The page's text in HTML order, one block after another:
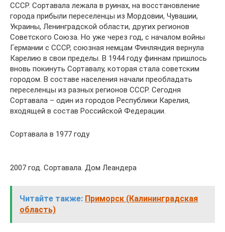
СССР. Сортавала лежала в руинах, на восстановление
города прибыли переселенцы из Мордовии, Чувашии,
Украины, Ленинградской области, других регионов
Советского Союза. Но уже через год, с началом войны
Германии с СССР, союзная немцам Финляндия вернула
Карелию в свои пределы. В 1944 году финнам пришлось
вновь покинуть Сортавалу, которая стала советским
городом. В составе населения начали преобладать
переселенцы из разных регионов СССР. Сегодня
Сортавала – один из городов Республики Карелия,
входящей в состав Российской Федерации.
Сортавала в 1977 году
2007 год. Сортавала. Дом Леандера
Читайте также: Приморск (Калининградская
область)